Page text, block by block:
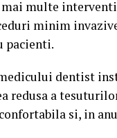
multe
minim
pacienti.
dentist
redusa a
si, in